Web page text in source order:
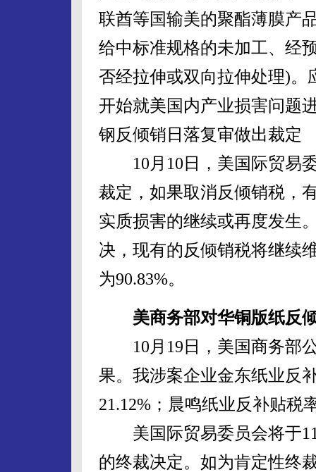
联酋等国输美的聚酯薄膜产
给中标准规格的未加工、经
否经拉伸或双向拉伸处理)。
开始就美国内产业损害问题
钢反倾销日落复审做出裁定
10月10日，美国际贸易委
裁定，如果取消反倾销税，
实质损害的继续或再度发生
决，现有的反倾销税将继续
为90.83%。
美商务部对华铜版纸反
10月19日，美国商务部公
果。我涉案企业金东纸业反
21.12%；晨鸣纸业反补贴税
美国际贸易委员会将于11
的终裁决定。如为肯定性终